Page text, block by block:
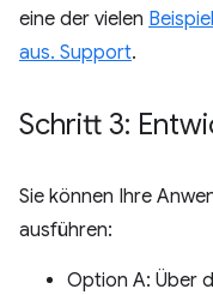
eine der vielen
aus. Support.
Schritt 3:
Sie können Ihre
ausführen:
Option A: Über